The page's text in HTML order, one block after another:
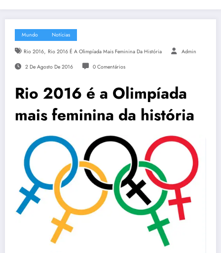
Mundo Notícias
Rio 2016, Rio 2016 É A Olimpíada Mais Feminina Da História Admin
2 De Agosto De 2016 0 Comentários
Rio 2016 é a Olimpíada
mais feminina da história